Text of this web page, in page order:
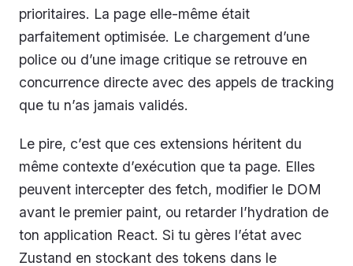
prioritaires. La page elle-même était
parfaitement optimisée. Le chargement d’une
police ou d’une image critique se retrouve en
concurrence directe avec des appels de tracking
que tu n’as jamais validés.
Le pire, c’est que ces extensions héritent du
même contexte d’exécution que ta page. Elles
peuvent intercepter des fetch, modifier le DOM
avant le premier paint, ou retarder l’hydration de
ton application React. Si tu gères l’état avec
Zustand en stockant des tokens dans le